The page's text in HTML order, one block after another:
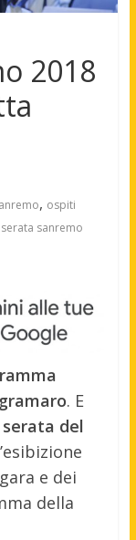
2018
, ospiti
sanremo
. E
del
e dei
della